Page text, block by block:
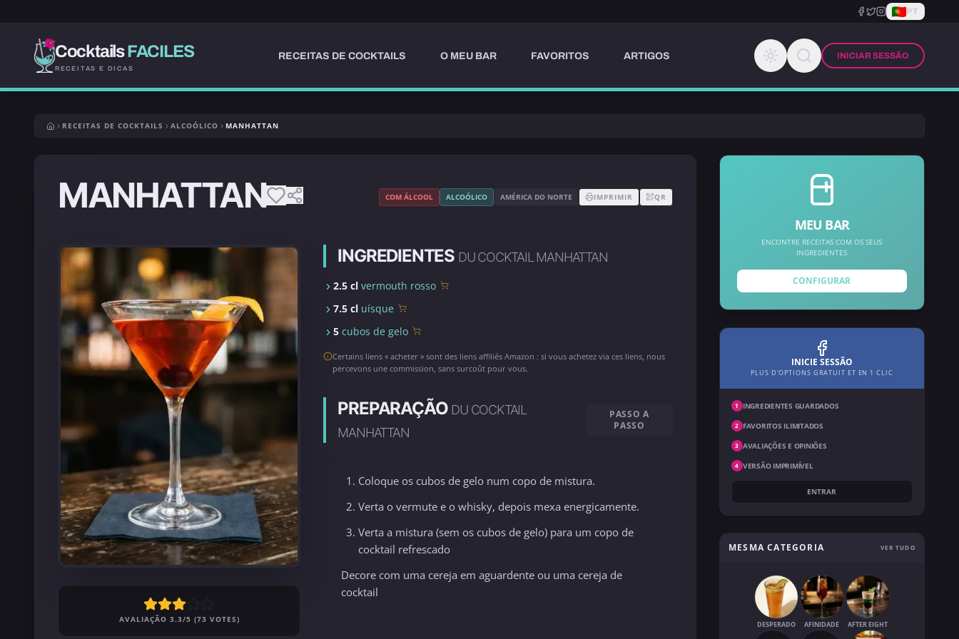
PT
CocktailsFACILES
RECEITAS E DICAS
RECEITAS DE COCKTAILS O MEU BAR FAVORITOS ARTIGOS INICIAR SESSÃO
RECEITAS DE COCKTAILS ALCOÓLICO MANHATTAN
MANHATTAN COM ÁLCOOL ALCOÓLICO AMÉRICA DO NORTE IMPRIMIR QR
AVALIAÇÃO 3.3/5 (73 VOTES)
INGREDIENTES DU COCKTAIL MANHATTAN
2.5 clvermouth rosso
7.5 cl uísque
5cubos de gelo
Certains liens « acheter » sont des liens affiliés Amazon : si vous achetez via ces liens, nous
percevons une commission, sans surcoût pour vous.
PREPARAÇÃO DU COCKTAIL
MANHATTAN
PASSO A
PASSO
Coloque os cubos de gelo num copo de mistura.
Verta o vermute e o whisky, depois mexa energicamente.
Verta a mistura (sem os cubos de gelo) para um copo de
cocktail refrescado
Decore com uma cereja em aguardente ou uma cereja de
cocktail
MEU BAR
ENCONTRE RECEITAS COM OS SEUS
INGREDIENTES
CONFIGURAR
INICIE SESSÃO
PLUS D'OPTIONS GRATUIT ET EN 1 CLIC
1 INGREDIENTES GUARDADOS
2 FAVORITOS ILIMITADOS
3 AVALIAÇÕES E OPINIÕES
4 VERSÃO IMPRIMÍVEL
ENTRAR
MESMA CATEGORIA VER TUDO
DESPERADO AFINIDADE AFTER EIGHT